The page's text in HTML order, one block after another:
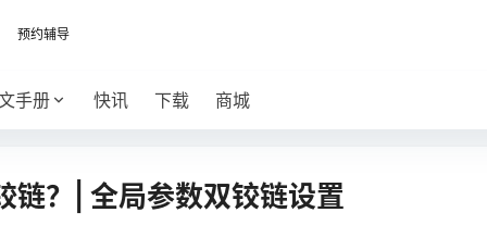
预约辅导
手册 快讯 下载 商城
链？| 全局参数双铰链设置